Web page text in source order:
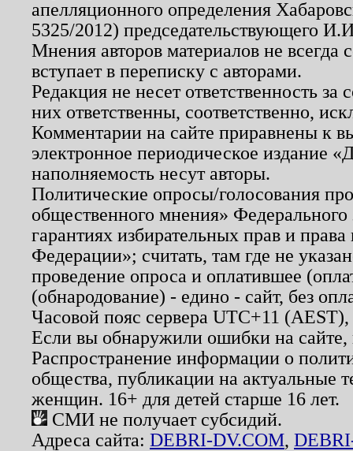
апелляционного определения
5325/2012) председательствующего
Мнения авторов материалов не
вступает в переписку с авторами.
Редакция не несет ответственность
них ответственны, соответственно,
Комментарии на сайте приравнены к
электронное периодическое издание
наполняемость несут авторы.
Политические опросы/голосования
общественного мнения»
гарантиях избирательных прав и
Федерации»; считать, там где не
проведение опроса и оплатившее
(обнародование) - едино - сайт, без
Часовой пояс сервера UTC+11
Если вы обнаружили ошибки на
Распространение информации о
общества, публикации на актуальные
женщин. 16+ для детей старше 16 лет.
СМИ не получает субсидий.
Адреса сайта: DEBRI-DV.COM,